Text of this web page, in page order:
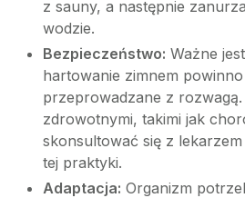
z sauny, a następnie
wodzie.
Bezpieczeństwo: Ważne
hartowanie zimnem
przeprowadzane z
zdrowotnymi, takimi jak
skonsultować się z
tej praktyki.
Adaptacja: Organizm